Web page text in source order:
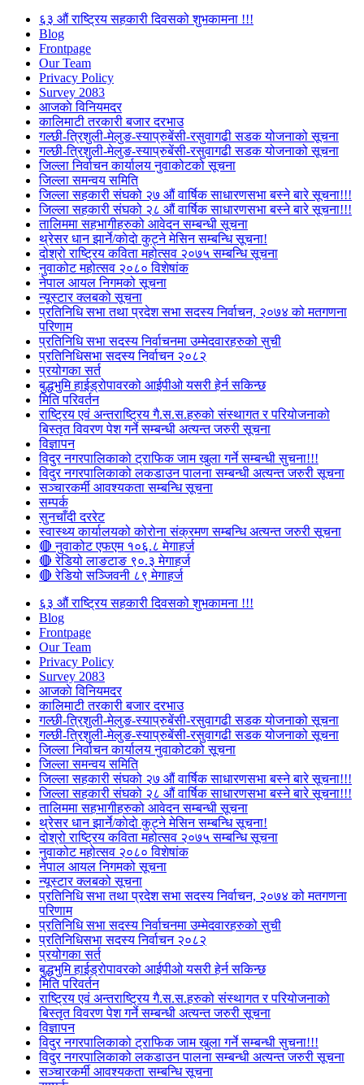
६३ औं राष्ट्रिय सहकारी दिवसको शुभकामना !!!
Blog
Frontpage
Our Team
Privacy Policy
Survey 2083
आजकाे विनियमदर
कालिमाटी तरकारी बजार दरभाउ
गल्छी-त्रिशुली-मेलुङ-स्याप्रुबेंसी-रसुवागढी सडक योजनाको सूचना
गल्छी-त्रिशुली-मेलुङ-स्याप्रुबेंसी-रसुवागढी सडक योजनाको सूचना
जिल्ला निर्वाचन कार्यालय नुवाकोटको सूचना
जिल्ला समन्वय समिति
जिल्ला सहकारी संघको २७ औं वार्षिक साधारणसभा बस्ने बारे सूचना!!!
जिल्ला सहकारी संघको २८ औं वार्षिक साधारणसभा बस्ने बारे सूचना!!!
तालिममा सहभागीहरुको आवेदन सम्बन्धी सूचना
थ्रेसर धान झार्ने/काेदाे कुट्ने मेसिन सम्बन्धि सूचना!
दोश्रो राष्ट्रिय कविता महोत्सव २०७५ सम्बन्धि सूचना
नुवाकोट महोत्सव २०८० विशेषांक
नेपाल आयल निगमको सूचना
न्यूस्टार क्लबको सूचना
प्रतिनिधि सभा तथा प्रदेश सभा सदस्य निर्वाचन, २०७४ को मतगणना
परिणाम
प्रतिनिधि सभा सदस्य निर्वाचनमा उम्मेदवारहरुको सुची
प्रतिनिधिसभा सदस्य निर्वाचन २०८२
प्रयोगका सर्त
बुद्धभुमि हाईड्रोपावरको आईपीओ यसरी हेर्न सकिन्छ
मिति परिवर्तन
राष्ट्रिय एवं अन्तराष्ट्रिय गै.स.स.हरुको संस्थागत र परियोजनाको
बिस्तृत विवरण पेश गर्ने सम्बन्धी अत्यन्त जरुरी सूचना
विज्ञापन
विदुर नगरपालिकाको ट्राफिक जाम खुला गर्ने सम्बन्धी सुचना!!!
विदुर नगरपालिकाको लकडाउन पालना सम्बन्धी अत्यन्त जरुरी सूचना
सञ्चारकर्मी आवश्यकता सम्बन्धि सूचना
सम्पर्क
सुनचाँदी दररेट
स्वास्थ्य कार्यालयको कोरोना संक्रमण सम्बन्धि अत्यन्त जरुरी सूचना
🔴 नुवाकोट एफएम १०६.८ मेगाहर्ज
🔴 रेडियो लाङटाङ ९०.३ मेगाहर्ज
🔴 रेडियो सञ्जिवनी ८९ मेगाहर्ज
६३ औं राष्ट्रिय सहकारी दिवसको शुभकामना !!!
Blog
Frontpage
Our Team
Privacy Policy
Survey 2083
आजकाे विनियमदर
कालिमाटी तरकारी बजार दरभाउ
गल्छी-त्रिशुली-मेलुङ-स्याप्रुबेंसी-रसुवागढी सडक योजनाको सूचना
गल्छी-त्रिशुली-मेलुङ-स्याप्रुबेंसी-रसुवागढी सडक योजनाको सूचना
जिल्ला निर्वाचन कार्यालय नुवाकोटको सूचना
जिल्ला समन्वय समिति
जिल्ला सहकारी संघको २७ औं वार्षिक साधारणसभा बस्ने बारे सूचना!!!
जिल्ला सहकारी संघको २८ औं वार्षिक साधारणसभा बस्ने बारे सूचना!!!
तालिममा सहभागीहरुको आवेदन सम्बन्धी सूचना
थ्रेसर धान झार्ने/काेदाे कुट्ने मेसिन सम्बन्धि सूचना!
दोश्रो राष्ट्रिय कविता महोत्सव २०७५ सम्बन्धि सूचना
नुवाकोट महोत्सव २०८० विशेषांक
नेपाल आयल निगमको सूचना
न्यूस्टार क्लबको सूचना
प्रतिनिधि सभा तथा प्रदेश सभा सदस्य निर्वाचन, २०७४ को मतगणना
परिणाम
प्रतिनिधि सभा सदस्य निर्वाचनमा उम्मेदवारहरुको सुची
प्रतिनिधिसभा सदस्य निर्वाचन २०८२
प्रयोगका सर्त
बुद्धभुमि हाईड्रोपावरको आईपीओ यसरी हेर्न सकिन्छ
मिति परिवर्तन
राष्ट्रिय एवं अन्तराष्ट्रिय गै.स.स.हरुको संस्थागत र परियोजनाको
बिस्तृत विवरण पेश गर्ने सम्बन्धी अत्यन्त जरुरी सूचना
विज्ञापन
विदुर नगरपालिकाको ट्राफिक जाम खुला गर्ने सम्बन्धी सुचना!!!
विदुर नगरपालिकाको लकडाउन पालना सम्बन्धी अत्यन्त जरुरी सूचना
सञ्चारकर्मी आवश्यकता सम्बन्धि सूचना